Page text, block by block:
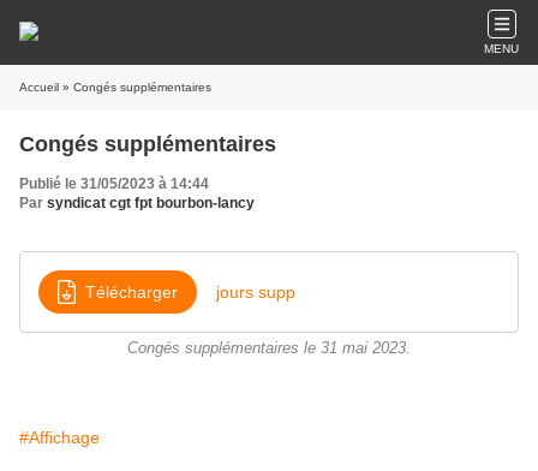
MENU
Accueil » Congés supplémentaires
Congés supplémentaires
Publié le 31/05/2023 à 14:44
Par syndicat cgt fpt bourbon-lancy
Télécharger jours supp
Congés supplémentaires le 31 mai 2023.
#Affichage